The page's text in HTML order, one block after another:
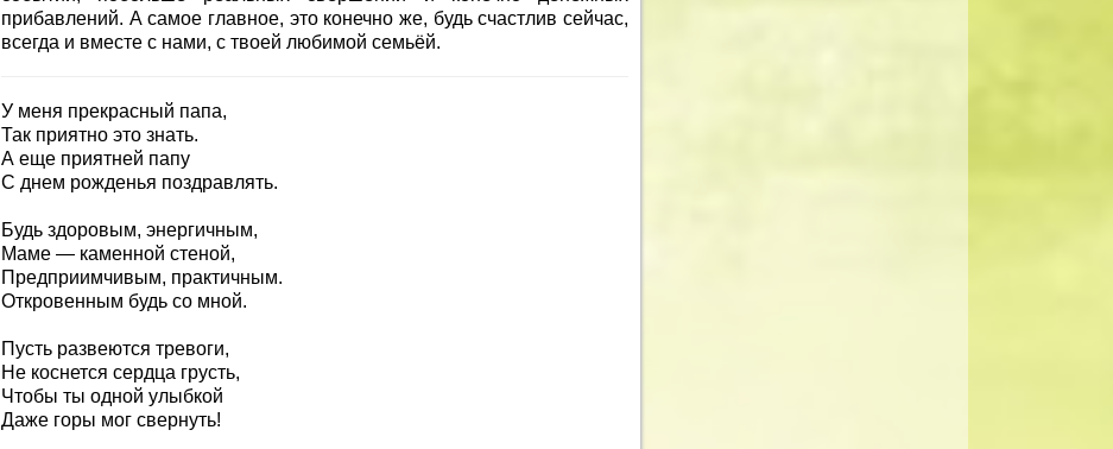
прибавлений. А самое главное, это конечно же, будь счастлив сейчас,
всегда и вместе с нами, с твоей любимой семьёй.
У меня прекрасный папа,
Так приятно это знать.
А еще приятней папу
С днем рожденья поздравлять.
Будь здоровым, энергичным,
Маме — каменной стеной,
Предприимчивым, практичным.
Откровенным будь со мной.
Пусть развеются тревоги,
Не коснется сердца грусть,
Чтобы ты одной улыбкой
Даже горы мог свернуть!